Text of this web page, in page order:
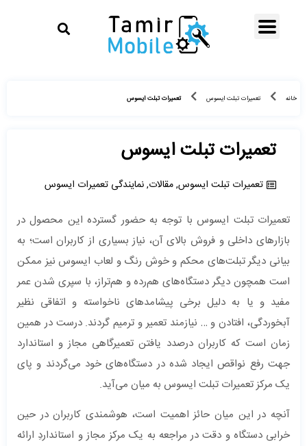
خانه تعمیرات تبلت ایسوس تعمیرات تبلت ایسوس
تعمیرات تبلت ایسوس
تعمیرات تبلت ایسوس,مقالات,نمایندگی تعمیرات ایسوس
تعمیرات تبلت ایسوس با توجه به حضور گسترده این محصول در
بازارهای داخلی و فروش بالای آن، نیاز بسیاری از کاربران است؛ به
بیانی دیگر تبلت‌های محکم و خوش رنگ و لعاب ایسوس نیز ممکن
است همچون دیگر دستگاه‌های هم‌رده و هم‌تراز، با سپری شدن عمر
مفید و یا به دلیل برخی پیشامدهای ناخواسته و اتفاقی نظیر
آبخوردگی، افتادن و … نیازمند تعمیر و ترمیم گردند. درست در همین
زمان است که کاربران درصدد یافتن تعمیرگاهی مجاز و استاندارد
جهت رفع نواقص ایجاد شده در دستگاه‌های خود می‌گردند و پای
یک مرکز تعمیرات تبلت ایسوس به میان می‌آید.
آنچه در این میان حائز اهمیت است، هوشمندی کاربران در حین
خرابی دستگاه و دقت در مراجعه به یک مرکز مجاز و استانداردِ ارائه